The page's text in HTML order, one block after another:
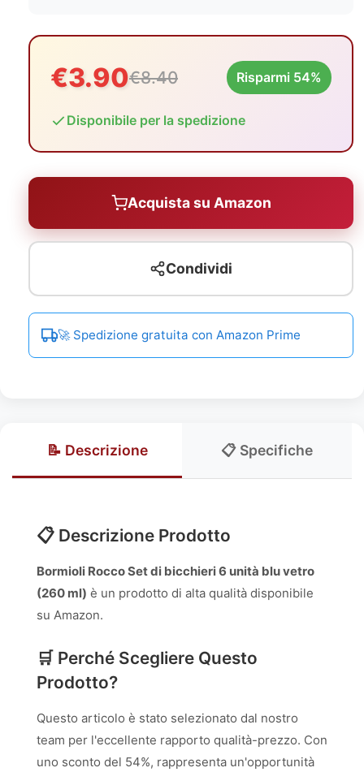
€3.90€8.40 Risparmi 54%
Disponibile per la spedizione
Acquista su Amazon
Condividi
🚀 Spedizione gratuita con Amazon Prime
📝 Descrizione 📋 Specifiche
📋 Descrizione Prodotto
Bormioli Rocco Set di bicchieri 6 unità blu vetro
(260 ml) è un prodotto di alta qualità disponibile
su Amazon.
🛒 Perché Scegliere Questo
Prodotto?
Questo articolo è stato selezionato dal nostro
team per l'eccellente rapporto qualità-prezzo. Con
uno sconto del 54%, rappresenta un'opportunità